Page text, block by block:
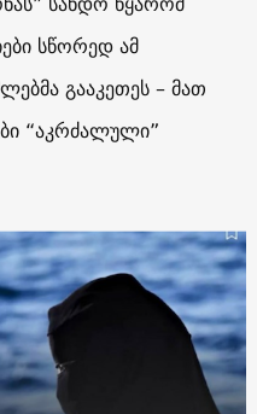
სწორედ ამ
გააკეთეს – მათ
“აკრძალული”